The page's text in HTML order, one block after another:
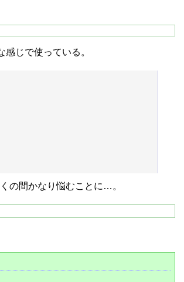
じで使っている。
の間かなり悩むことに…。